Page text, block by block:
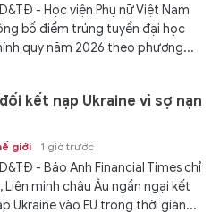
- Học viện Phụ nữ Việt Nam
bố điểm trúng tuyển đại học
quy năm 2026 theo phương...
kết nạp Ukraine vì sợ nạn
giới 1 giờ trước
- Báo Anh Financial Times chỉ
Liên minh châu Âu ngần ngại kết
Ukraine vào EU trong thời gian...